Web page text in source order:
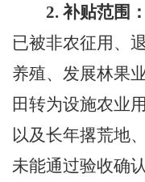
2. 补贴范围：
已被非农征用、
养殖、发展林果
田转为设施农业
以及长年撂荒地
未能通过验收确